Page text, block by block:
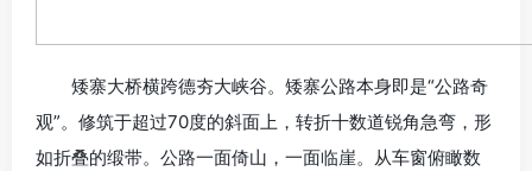
矮寨大桥横跨德夯大峡谷。矮寨公路本身即是“公路奇
观”。修筑于超过70度的斜面上，转折十数道锐角急弯，形
如折叠的缎带。公路一面倚山，一面临崖。从车窗俯瞰数